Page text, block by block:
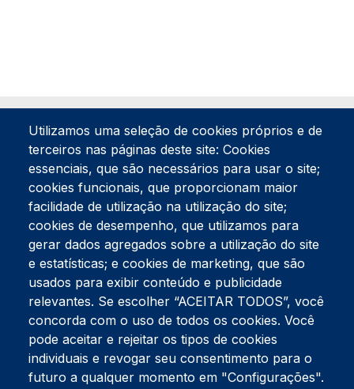
Tel:234 390 100Fax:234 390 100
Endereço Postal
Apartado 42
Rua Gil Eanes 31
3834-908 Gafanha da Nazaré
Estúdios
Rua Prior Guerra
Edifício do Centro Cultural da Gafanha da Nazaré
3830-556 Gafanha da Nazaré
Utilizamos uma seleção de cookies próprios e de
terceiros nas páginas deste site: Cookies
essenciais, que são necessários para usar o site;
cookies funcionais, que proporcionam maior
facilidade de utilização na utilização do site;
cookies de desempenho, que utilizamos para
gerar dados agregados sobre a utilização do site
e estatísticas; e cookies de marketing, que são
usados para exibir conteúdo e publicidade
relevantes. Se escolher “ACEITAR TODOS”, você
concorda com o uso de todos os cookies. Você
pode aceitar e rejeitar os tipos de cookies
individuais e revogar seu consentimento para o
futuro a qualquer momento em "Configurações".